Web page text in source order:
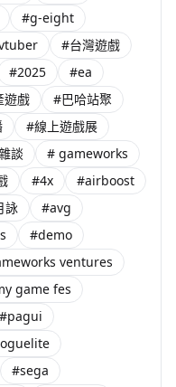
#g-eight
#台灣遊戲
#2025
#ea
遊戲
#巴哈站聚
#線上遊戲展
談
# gameworks
#4x
#airboost
詠
#avg
#demo
ventures
game fes
#pagui
#sega